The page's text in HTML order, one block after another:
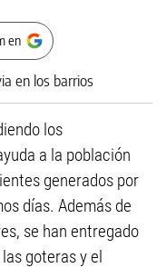
en
los
a la población
generados por
días. Además de
se han entregado
goteras y el